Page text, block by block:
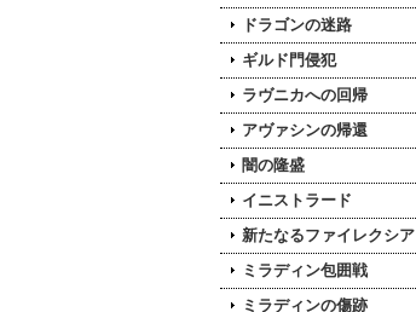
ドラゴンの迷路
ギルド門侵犯
ラヴニカへの回帰
アヴァシンの帰還
闇の隆盛
イニストラード
新たなるファイレクシア
ミラディン包囲戦
ミラディンの傷跡